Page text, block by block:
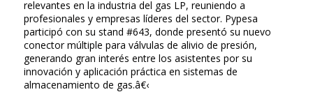
relevantes en la industria del gas LP, reuniendo a
profesionales y empresas líderes del sector. Pypesa
participó con su stand #643, donde presentó su nuevo
conector múltiple para válvulas de alivio de presión,
generando gran interés entre los asistentes por su
innovación y aplicación práctica en sistemas de
almacenamiento de gas.â€‹